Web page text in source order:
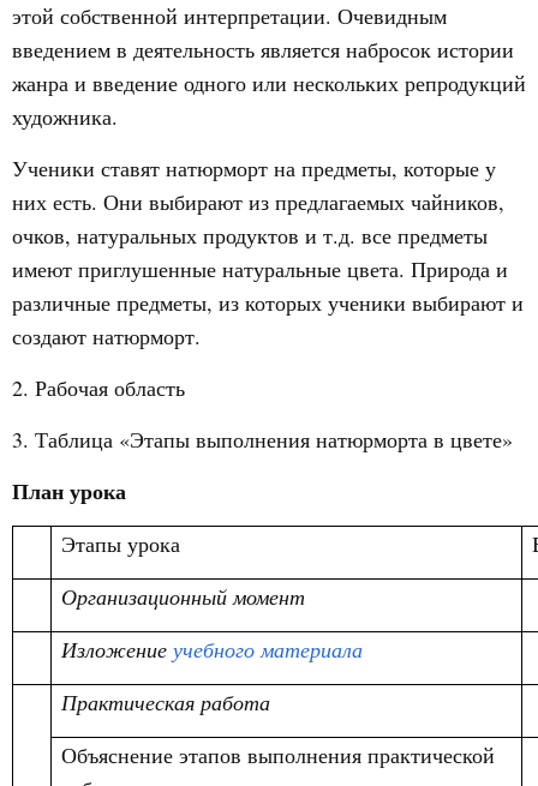
этой собственной интерпретации. Очевидным
введением в деятельность является набросок истории
жанра и введение одного или нескольких репродукций
художника.
Ученики ставят натюрморт на предметы, которые у
них есть. Они выбирают из предлагаемых чайников,
очков, натуральных продуктов и т.д. все предметы
имеют приглушенные натуральные цвета. Природа и
различные предметы, из которых ученики выбирают и
создают натюрморт.
2. Рабочая область
3. Таблица «Этапы выполнения натюрморта в цвете»
План урока
Этапы урока
Организационный момент
Изложение учебного материала
Практическая работа
Объяснение этапов выполнения практической